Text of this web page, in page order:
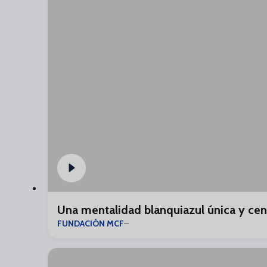
Una mentalidad blanquiazul única y
FUNDACIÓN MCF